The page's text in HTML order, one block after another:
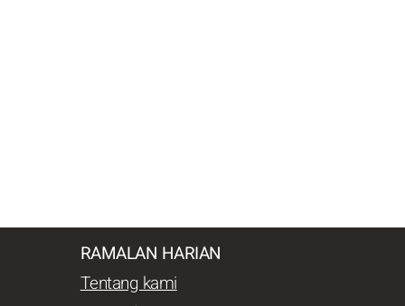
RAMALAN HARIAN
Tentang kami